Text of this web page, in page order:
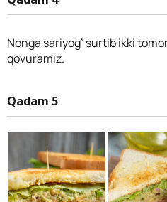
Nonga sariyog’ surtib ikki
qovuramiz.
Qadam 5